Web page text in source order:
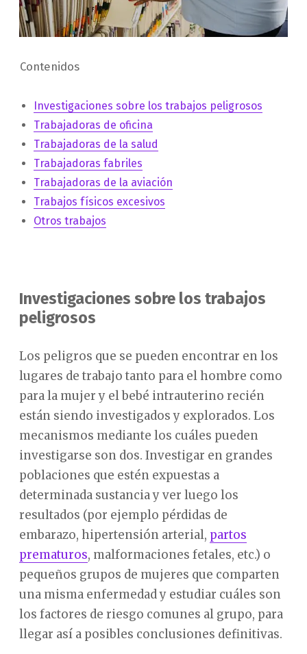
Contenidos
Investigaciones sobre los trabajos peligrosos
Trabajadoras de oficina
Trabajadoras de la salud
Trabajadoras fabriles
Trabajadoras de la aviación
Trabajos físicos excesivos
Otros trabajos
Investigaciones sobre los trabajos
peligrosos
Los peligros que se pueden encontrar en los
lugares de trabajo tanto para el hombre como
para la mujer y el bebé intrauterino recién
están siendo investigados y explorados. Los
mecanismos mediante los cuáles pueden
investigarse son dos. Investigar en grandes
poblaciones que estén expuestas a
determinada sustancia y ver luego los
resultados (por ejemplo pérdidas de
embarazo, hipertensión arterial, partos
prematuros, malformaciones fetales, etc.) o
pequeños grupos de mujeres que comparten
una misma enfermedad y estudiar cuáles son
los factores de riesgo comunes al grupo, para
llegar así a posibles conclusiones definitivas.